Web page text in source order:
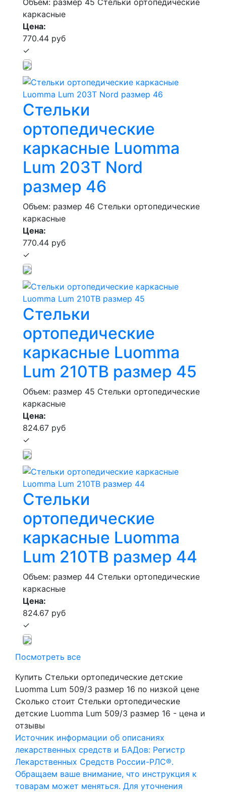
каркасные
Цена:
770.44 руб
✓
Стельки
ортопедические
каркасные Luomma
Lum 203Т Nord
размер 46
Объем: размер 46 Стельки ортопедические
каркасные
Цена:
770.44 руб
✓
Стельки
ортопедические
каркасные Luomma
Lum 210ТВ размер 45
Объем: размер 45 Стельки ортопедические
каркасные
Цена:
824.67 руб
✓
Стельки
ортопедические
каркасные Luomma
Lum 210ТВ размер 44
Объем: размер 44 Стельки ортопедические
каркасные
Цена:
824.67 руб
✓
Посмотреть все
Купить Стельки ортопедические детские
Luomma Lum 509/3 размер 16 по низкой цене
Сколько стоит Стельки ортопедические
детские Luomma Lum 509/3 размер 16 - цена и
отзывы
Источник информации об описаниях
лекарственных средств и БАДов: Регистр
Лекарственных Средств России-РЛС®.
Обращаем ваше внимание, что инструкция к
товарам может меняться. Для уточнения